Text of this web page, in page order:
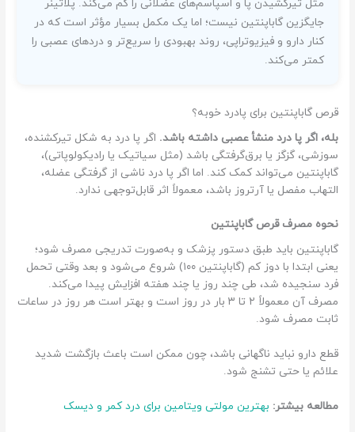
مثل تیرکشیدن پا و اسپاسم‌های عضلانی را کم می‌کند. پلاتینر
جایگزین گاباپنتین نیست؛ اما یک مکمل بسیار مؤثر است که در
کنار دارو و فیزیوتراپی، روند بهبودی را سریع‌تر و دردهای عصبی را
کمتر می‌کند.
قرص گاباپنتین برای پادرد خوبه؟
بله، اگر پا درد منشأ عصبی داشته باشد. اگر پا درد به شکل تیرکشنده،
سوزشی، گزگز یا برق‌گرفتگی باشد (مثل سیاتیک یا رادیکولوپاتی)،
گاباپنتین می‌تواند کمک کند. اما اگر پا درد ناشی از گرفتگی عضله،
التهاب مفصل یا آرتروز باشد، معمولاً اثر قابل‌توجهی ندارد.
نحوه مصرف قرص گاباپنتین
گاباپنتین باید طبق دستور پزشک و به‌صورت تدریجی مصرف شود؛
یعنی ابتدا با دوز کم (گاباپنتین ۱۰۰) شروع می‌شود و بعد وقتی تحمل
فرد سنجیده شد، طی چند روز یا چند هفته افزایش پیدا می‌کند.
مصرف آن معمولاً ۲ تا ۳ بار در روز است و بهتر است هر روز در ساعات
ثابت مصرف شود.
قطع دارو نباید ناگهانی باشد، چون ممکن است باعث بازگشت شدید
علائم یا حتی تشنج شود.
مطالعه بیشتر: بهترین مولتی ویتامین برای درد کمر و دیسک